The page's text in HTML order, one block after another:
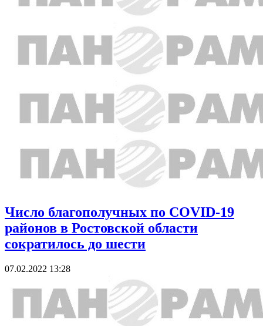
Число благополучных по COVID-19
районов в Ростовской области
сократилось до шести
07.02.2022 13:28